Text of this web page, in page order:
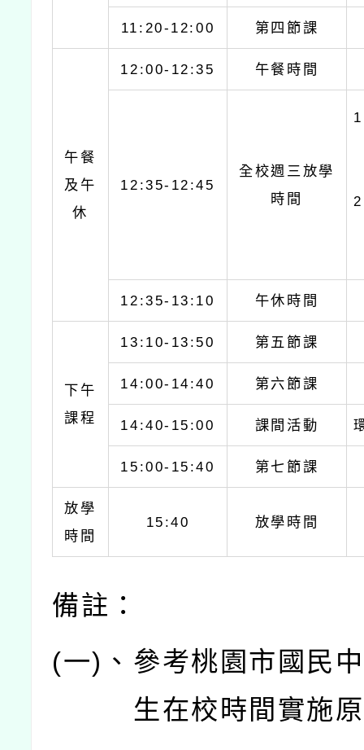
11:20-12:00 第四節課
午餐
及午
休
12:00-12:35 午餐時間
12:35-12:45
全校週三放學
時間
12:35-13:10 午休時間
下午
課程
13:10-13:50 第五節課
14:00-14:40 第六節課
14:40-15:00 課間活動
15:00-15:40 第七節課
放學
時間
15:40 放學時間
備註：
(一)、 參考桃園市國民
生在校時間實施